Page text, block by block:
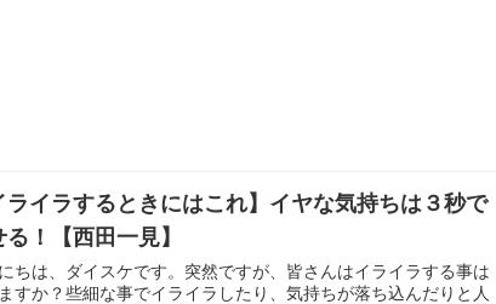
ライラするときにはこれ】イヤな気持ちは３秒で
る！【西田一見】
ちは、ダイスケです。突然ですが、皆さんはイライラする事は
すか？些細な事でイライラしたり、気持ちが落ち込んだりと人